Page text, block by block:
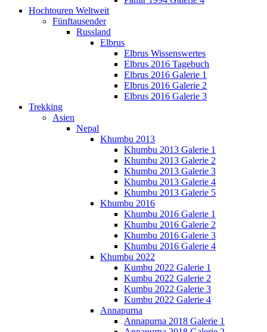
Hochtouren Weltweit
Fünftausender
Russland
Elbrus
Elbrus Wissenswertes
Elbrus 2016 Tagebuch
Elbrus 2016 Galerie 1
Elbrus 2016 Galerie 2
Elbrus 2016 Galerie 3
Trekking
Asien
Nepal
Khumbu 2013
Khumbu 2013 Galerie 1
Khumbu 2013 Galerie 2
Khumbu 2013 Galerie 3
Khumbu 2013 Galerie 4
Khumbu 2013 Galerie 5
Khumbu 2016
Khumbu 2016 Galerie 1
Khumbu 2016 Galerie 2
Khumbu 2016 Galerie 3
Khumbu 2016 Galerie 4
Khumbu 2022
Kumbu 2022 Galerie 1
Kumbu 2022 Galerie 2
Kumbu 2022 Galerie 3
Kumbu 2022 Galerie 4
Annapurna
Annapurna 2018 Galerie 1